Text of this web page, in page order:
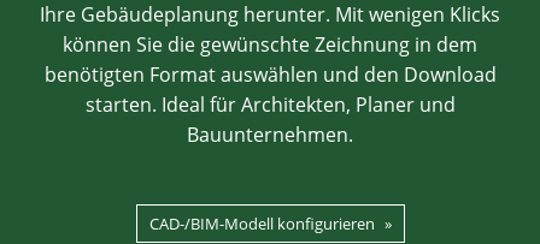
Ihre Gebäudeplanung herunter. Mit wenigen Klicks
können Sie die gewünschte Zeichnung in dem
benötigten Format auswählen und den Download
starten. Ideal für Architekten, Planer und
Bauunternehmen.
CAD-/BIM-Modell konfigurieren